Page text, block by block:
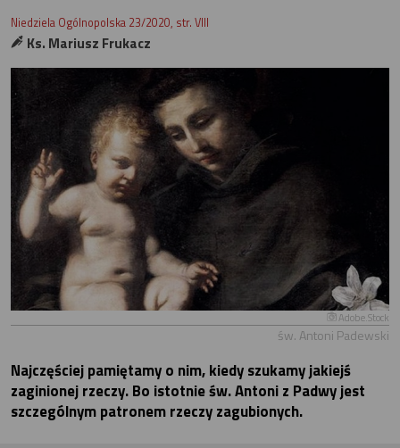
Niedziela Ogólnopolska 23/2020, str. VIII
Ks. Mariusz Frukacz
Adobe.Stock
św. Antoni Padewski
Najczęściej pamiętamy o nim, kiedy szukamy jakiejś
zaginionej rzeczy. Bo istotnie św. Antoni z Padwy jest
szczególnym patronem rzeczy zagubionych.